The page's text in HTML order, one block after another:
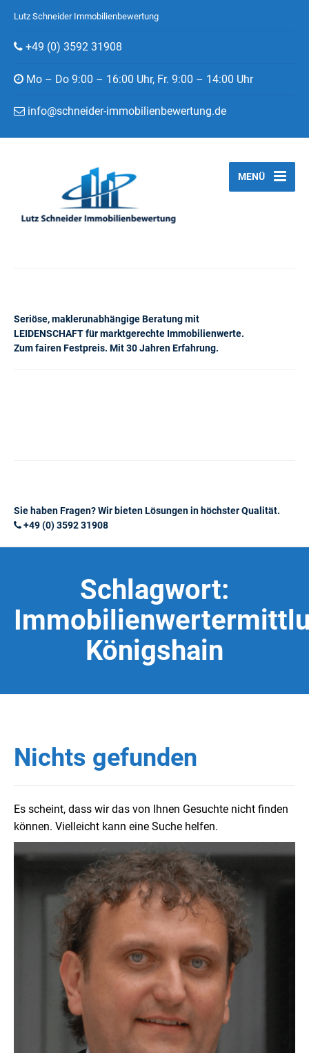
Lutz Schneider Immobilienbewertung
+49 (0) 3592 31908
Mo – Do 9:00 – 16:00 Uhr, Fr. 9:00 – 14:00 Uhr
info@schneider-immobilienbewertung.de
Seriöse, maklerunabhängige Beratung mit
LEIDENSCHAFT für marktgerechte Immobilienwerte.
Zum fairen Festpreis. Mit 30 Jahren Erfahrung.
MENÜ
Sie haben Fragen? Wir bieten Lösungen in höchster Qualität.
+49 (0) 3592 31908
Schlagwort:
Königshain
Nichts gefunden
Es scheint, dass wir das von Ihnen Gesuchte nicht finden
können. Vielleicht kann eine Suche helfen.